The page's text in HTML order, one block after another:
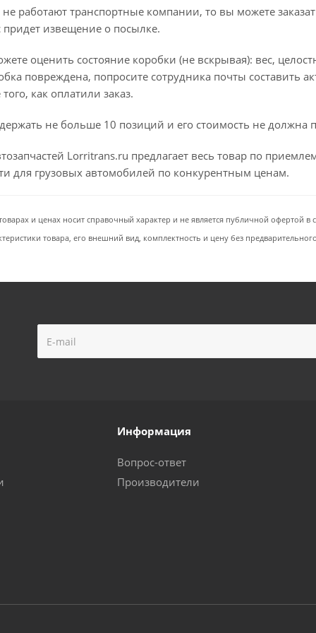
работают транспортные компании, то вы можете
придет извещение о посылке.
оценить состояние коробки (не вскрывая): вес,
повреждена, попросите сотрудника почты составить
как оплатили заказ.
не больше 10 позиций и его стоимость не должна
Lorritrans.ru предлагает весь товар по
для грузовых автомобилей по конкурентным ценам.
и ценах носит справочный характер и не является публичной офертой в
товара, его внешний вид, комплектность и цену без
Информация
Вопрос-ответ
Производители